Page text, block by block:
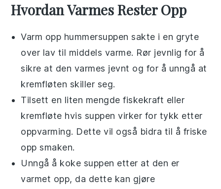
Hvordan Varmes Rester Opp
Varm opp hummersuppen sakte i en gryte
over lav til middels varme. Rør jevnlig for å
sikre at den varmes jevnt og for å unngå at
kremfløten skiller seg.
Tilsett en liten mengdefiskekraft eller
kremfløte hvis suppen virker for tykk etter
oppvarming. Dette vil også bidra til å friske
opp smaken.
Unngå å koke suppen etter at den er
varmet opp, da dette kan gjøre